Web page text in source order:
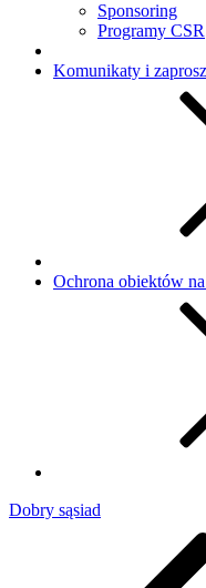
Sponsoring
Programy CSR
Komunikaty i
Ochrona obiektów
Dobry sąsiad